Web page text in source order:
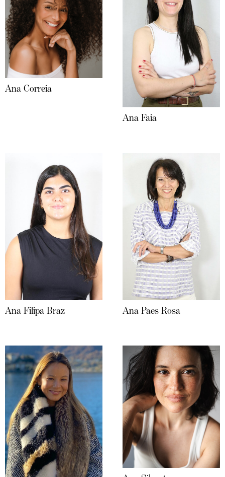
Ana Correia
Ana Faia
Ana Filipa Braz Ana Paes Rosa